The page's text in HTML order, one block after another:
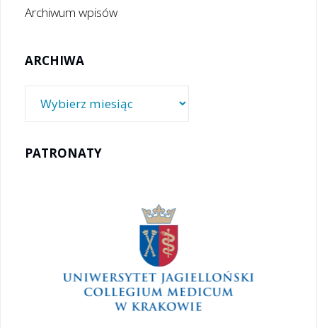
Archiwum wpisów
ARCHIWA
PATRONATY